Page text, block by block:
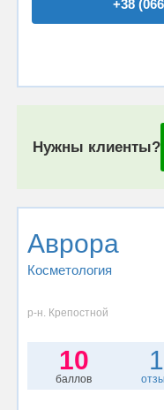
+38
Нужны клиенты?
Аврора
Косметология
р-н. Крепостной
10
баллов
1